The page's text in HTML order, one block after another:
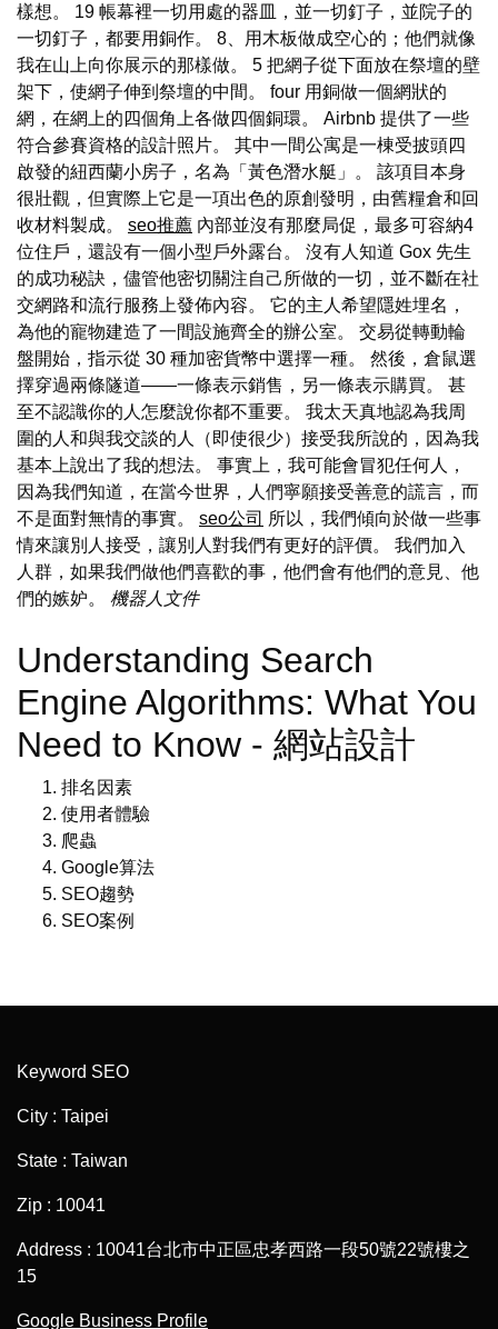
樣想。 19 帳幕裡一切用處的器皿，並一切釘子，並院子的
一切釘子，都要用銅作。 8、用木板做成空心的；他們就像
我在山上向你展示的那樣做。 5 把網子從下面放在祭壇的壁
架下，使網子伸到祭壇的中間。 four 用銅做一個網狀的
網，在網上的四個角上各做四個銅環。 Airbnb 提供了一些
符合參賽資格的設計照片。 其中一間公寓是一棟受披頭四
啟發的紐西蘭小房子，名為「黃色潛水艇」。 該項目本身
很壯觀，但實際上它是一項出色的原創發明，由舊糧倉和回
收材料製成。 seo推薦 內部並沒有那麼局促，最多可容納4
位住戶，還設有一個小型戶外露台。 沒有人知道 Gox 先生
的成功秘訣，儘管他密切關注自己所做的一切，並不斷在社
交網路和流行服務上發佈內容。 它的主人希望隱姓埋名，
為他的寵物建造了一間設施齊全的辦公室。 交易從轉動輪
盤開始，指示從 30 種加密貨幣中選擇一種。 然後，倉鼠選
擇穿過兩條隧道——一條表示銷售，另一條表示購買。 甚
至不認識你的人怎麼說你都不重要。 我太天真地認為我周
圍的人和與我交談的人（即使很少）接受我所說的，因為我
基本上說出了我的想法。 事實上，我可能會冒犯任何人，
因為我們知道，在當今世界，人們寧願接受善意的謊言，而
不是面對無情的事實。 seo公司 所以，我們傾向於做一些事
情來讓別人接受，讓別人對我們有更好的評價。 我們加入
人群，如果我們做他們喜歡的事，他們會有他們的意見、他
們的嫉妒。 機器人文件
Understanding Search
Engine Algorithms: What You
Need to Know - 網站設計
排名因素
使用者體驗
爬蟲
Google算法
SEO趨勢
SEO案例
Keyword SEO
City : Taipei
State : Taiwan
Zip : 10041
Address : 10041台北市中正區忠孝西路一段50號22號樓之
15
Google Business Profile